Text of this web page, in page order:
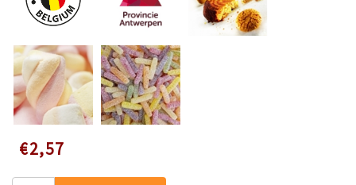
Speciale
prijs
€2,57